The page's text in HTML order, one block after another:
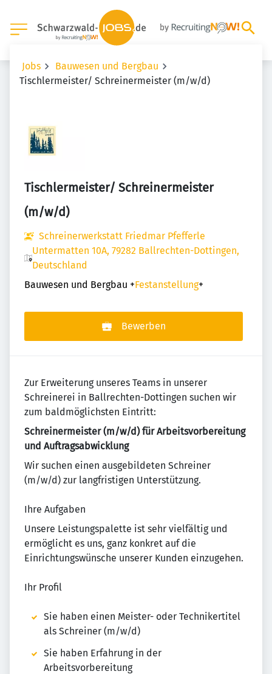
Jobs
Bauwesen und Bergbau
Tischlermeister/ Schreinermeister (m/w/d)
Tischlermeister/ Schreinermeister
(m/w/d)
Schreinerwerkstatt Friedmar Pfefferle
Untermatten 10A, 79282 Ballrechten-Dottingen,
Deutschland
Bauwesen und Bergbau +Festanstellung+
Bewerben
Zur Erweiterung unseres Teams in unserer
Schreinerei in Ballrechten-Dottingen suchen wir
zum baldmöglichsten Eintritt:
Schreinermeister (m/w/d) für Arbeitsvorbereitung
und Auftragsabwicklung
Wir suchen einen ausgebildeten Schreiner
(m/w/d) zur langfristigen Unterstützung.
Ihre Aufgaben
Unsere Leistungspalette ist sehr vielfältig und
ermöglicht es uns, ganz konkret auf die
Einrichtungswünsche unserer Kunden einzugehen.
Ihr Profil
Sie haben einen Meister- oder Technikertitel
als Schreiner (m/w/d)
Sie haben Erfahrung in der
Arbeitsvorbereitung